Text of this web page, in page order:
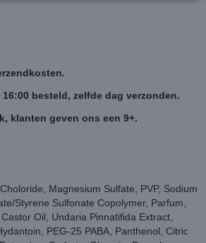
besteld, zelfde dag verzonden.
klanten geven ons een 9+.
Magnesium Sulfate, PVP, Sodium
Styrene Sulfonate Copolymer, Parfum,
Oil, Undaria Pinnatifida Extract,
PEG-25 PABA, Panthenol, Citric